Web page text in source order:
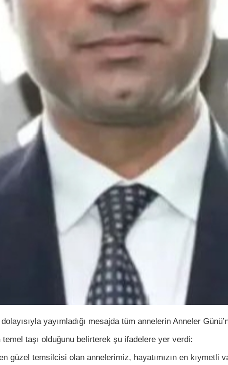
yayımladığı mesajda tüm annelerin Anneler
taşı olduğunu belirterek şu ifadelere yer verdi:
güzel temsilcisi olan annelerimiz, hayatımızın en